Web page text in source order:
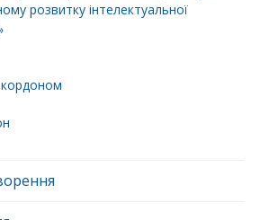
розвитку інтелектуальної